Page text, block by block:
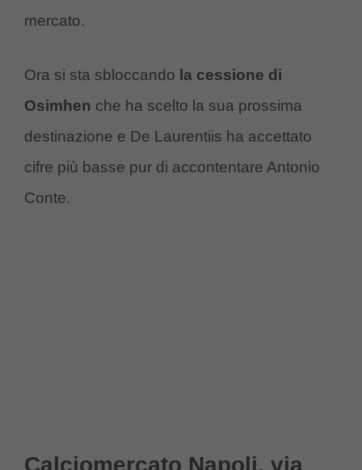
mercato.
Ora si sta sbloccando la cessione di
Osimhen che ha scelto la sua prossima
destinazione e De Laurentiis ha accettato
cifre più basse pur di accontentare Antonio
Conte.